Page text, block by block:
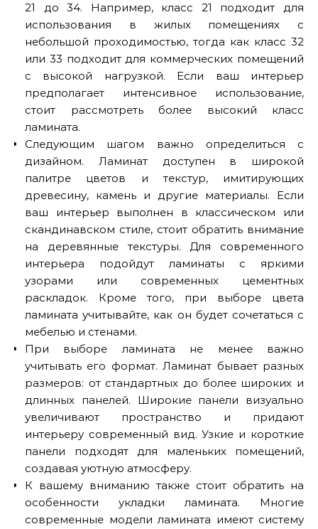
21 до 34. Например, класс 21 подходит для
использования в жилых помещениях с
небольшой проходимостью, тогда как класс 32
или 33 подходит для коммерческих помещений
с высокой нагрузкой. Если ваш интерьер
предполагает интенсивное использование,
стоит рассмотреть более высокий класс
ламината.
Следующим шагом важно определиться с
дизайном. Ламинат доступен в широкой
палитре цветов и текстур, имитирующих
древесину, камень и другие материалы. Если
ваш интерьер выполнен в классическом или
скандинавском стиле, стоит обратить внимание
на деревянные текстуры. Для современного
интерьера подойдут ламинаты с яркими
узорами или современных цементных
раскладок. Кроме того, при выборе цвета
ламината учитывайте, как он будет сочетаться с
мебелью и стенами.
При выборе ламината не менее важно
учитывать его формат. Ламинат бывает разных
размеров: от стандартных до более широких и
длинных панелей. Широкие панели визуально
увеличивают пространство и придают
интерьеру современный вид. Узкие и короткие
панели подходят для маленьких помещений,
создавая уютную атмосферу.
К вашему вниманию также стоит обратить на
особенности укладки ламината. Многие
современные модели ламината имеют систему